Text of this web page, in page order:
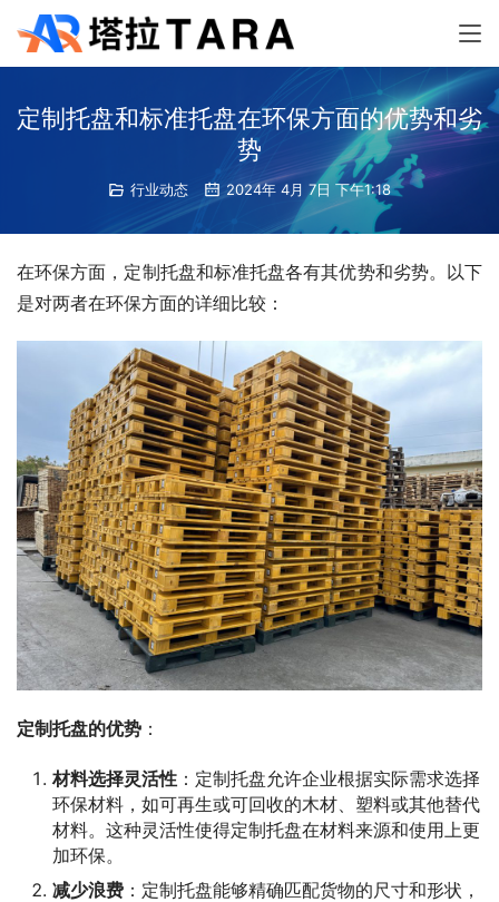
定制托盘和标准托盘在环保方面的优势和劣
势
行业动态 2024年 4月 7日 下午1:18
在环保方面，定制托盘和标准托盘各有其优势和劣势。以下
是对两者在环保方面的详细比较：
定制托盘的优势 ：
材料选择灵活性 ：定制托盘允许企业根据实际需求选择
环保材料，如可再生或可回收的木材、塑料或其他替代
材料。这种灵活性使得定制托盘在材料来源和使用上更
加环保。
减少浪费 ：定制托盘能够精确匹配货物的尺寸和形状，